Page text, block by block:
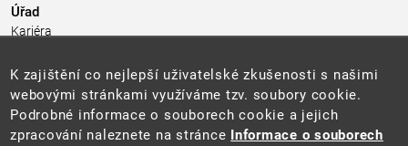
Úřad
Kariéra
Pro média a veřejnost
Povinně zveřejňované informace
Kontakty
Přistupnost budovy úřadu MŽP
(PDF, 204 kB)
K zajištění co nejlepší uživatelské zkušenosti s našimi
webovými stránkami využíváme tzv. soubory cookie.
Podrobné informace o souborech cookie a jejich
zpracování naleznete na stránce Informace o souborech